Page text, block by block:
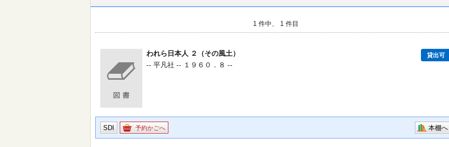
1 件中、 1 件目
われら日本人 ２（その風土） 貸出可
-- 平凡社 -- １９６０．８ --
SDI 予約かごへ 本棚へ